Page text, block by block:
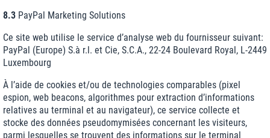
8.3 PayPal Marketing Solutions
Ce site web utilise le service d’analyse web du fournisseur suivant:
PayPal (Europe) S.à r.l. et Cie, S.C.A., 22-24 Boulevard Royal, L-2449
Luxembourg
À l’aide de cookies et/ou de technologies comparables (pixel
espion, web beacons, algorithmes pour extraction d’informations
relatives au terminal et au navigateur), ce service collecte et
stocke des données pseudomymisées concernant les visiteurs,
parmi lesquelles se trouvent des informations sur le terminal